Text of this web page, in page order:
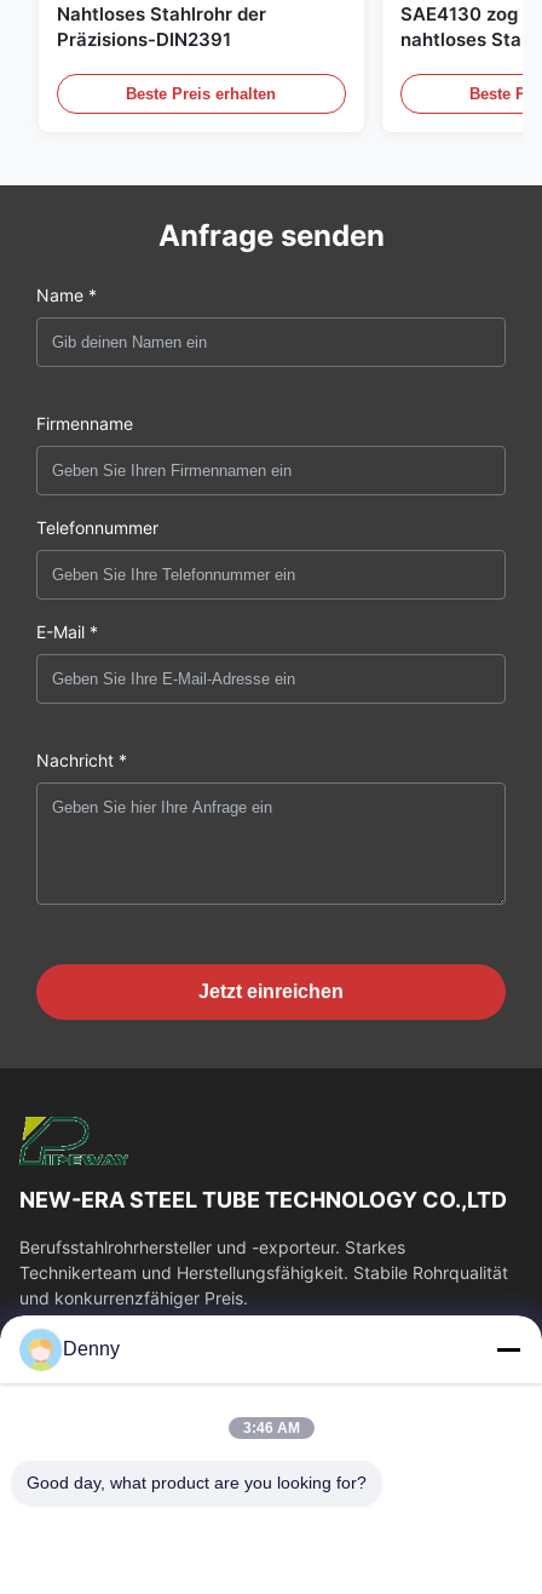
Nahtloses Stahlrohr der
Präzisions-DIN2391
Beste Preis erhalten
SAE4130 zog
nahtloses
Beste
Anfrage senden
Name *
Firmenname
Telefonnummer
E-Mail *
Nachricht *
Jetzt einreichen
NEW-ERA STEEL TUBE TECHNOLOGY CO.,LTD
Berufsstahlrohrhersteller und -exporteur. Starkes
Technikerteam und Herstellungsfähigkeit. Stabile Rohrqualität
und konkurrenzfähiger Preis.
Schnelllinks
Haus
Treten Sie Mit Uns In
Fordern Sie Ein Zitat
Denny
3:46 AM
Good day, what product are you looking for?